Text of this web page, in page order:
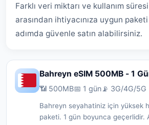
Farklı veri miktarı ve kullanım
arasından ihtiyacınıza uygun
adımda güvenle satın alabilirsiniz.
Bahreyn eSIM 500MB - 1
📶 500MB📅 1 gün📡 3G/4G/5G
Bahreyn seyahatiniz için yüksek
paketi. 1 gün boyunca geçerlidir.